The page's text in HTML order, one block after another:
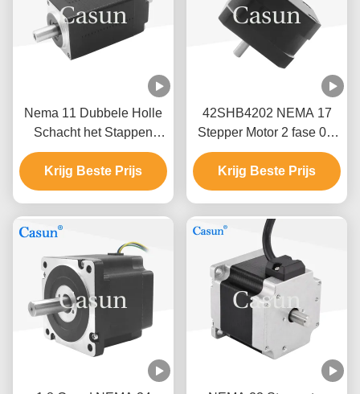
Nema 11 Dubbele Holle
Schacht het Stappen
Motor voor Medische
Machine 28x28x38.5mm
Krijg Beste Prijs
42SHB4202 NEMA 17
Stepper Motor 2 fase 0,9
Graden van 0.8A 0.13N.M
Draad 4 voor Slim
Materiaal
Krijg Beste Prijs